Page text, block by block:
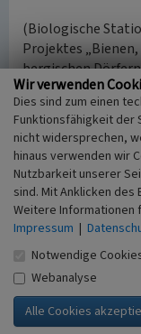
(Biologische
Projektes
bergischen
Netzwerks
Internet
www.dorf-olpe.de :
21.12.2021)
de.wikipedia.org:
Literatur
Büchel, Josef /
Margareta
Bergischen
Wir verwenden
Dies sind zum einen
Funktionsfähigkeit der
nicht widersprechen,
hinaus verwenden wir
Nutzbarkeit unserer
sind. Mit Anklicken des
Weitere Informationen
Impressum |
Notwendige
Webanalyse